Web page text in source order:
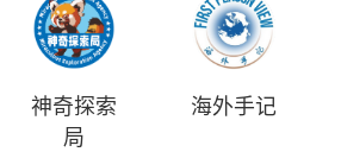
神奇探索
局
海外手记